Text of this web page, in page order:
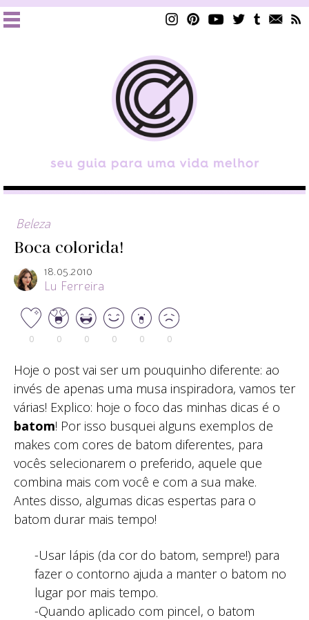
Beleza
Boca colorida!
18.05.2010
Lu Ferreira
0 0 0 0 0 0
Hoje o post vai ser um pouquinho diferente: ao
invés de apenas uma musa inspiradora, vamos ter
várias! Explico: hoje o foco das minhas dicas é o
batom! Por isso busquei alguns exemplos de
makes com cores de batom diferentes, para
vocês selecionarem o preferido, aquele que
combina mais com você e com a sua make.
Antes disso, algumas dicas espertas para o
batom durar mais tempo!
-Usar lápis (da cor do batom, sempre!) para
fazer o contorno ajuda a manter o batom no
lugar por mais tempo.
-Quando aplicado com pincel, o batom